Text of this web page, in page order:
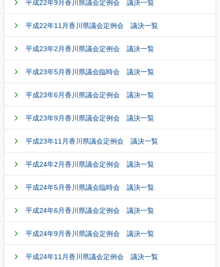
平成22年9月香川県議会定例会 議決一覧
平成22年11月香川県議会定例会 議決一覧
平成23年2月香川県議会定例会 議決一覧
平成23年5月香川県議会臨時会 議決一覧
平成23年6月香川県議会定例会 議決一覧
平成23年9月香川県議会定例会 議決一覧
平成23年11月香川県議会定例会 議決一覧
平成24年2月香川県議会定例会 議決一覧
平成24年5月香川県議会臨時会 議決一覧
平成24年6月香川県議会定例会 議決一覧
平成24年9月香川県議会定例会 議決一覧
平成24年11月香川県議会定例会 議決一覧